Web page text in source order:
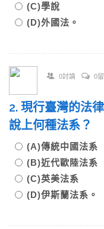
(C)學說
(D)外國法。
0討論 0
2. 現行臺灣的法
說上何種法系？
(A)傳統中國法系
(B)近代歐陸法系
(C)英美法系
(D)伊斯蘭法系。